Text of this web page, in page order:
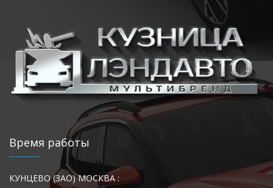
Время работы
КУНЦЕВО (ЗАО) МОСКВА :